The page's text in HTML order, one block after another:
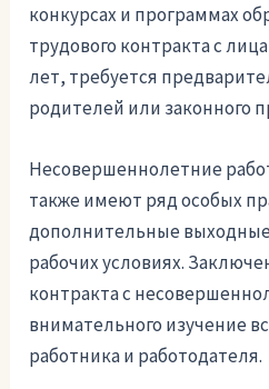
конкурсах и программах
трудового контракта с
лет, требуется
родителей или законного
Несовершеннолетние
также имеют ряд особых
дополнительные
рабочих условиях.
контракта с
внимательного изучение
работника и работодателя.